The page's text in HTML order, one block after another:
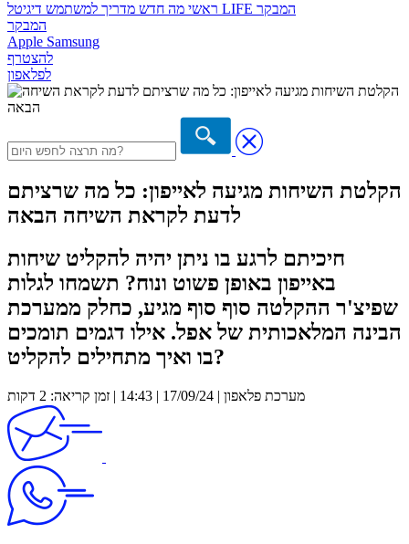
ראשי מה חדש מדריך למשתמש דיגיטל LIFE המבקר
המבקר
Apple Samsung
להצטרף
לפלאפון
הקלטת השיחות מגיעה לאייפון: כל מה שרציתם
לדעת לקראת השיחה הבאה
חיכיתם לרגע בו ניתן יהיה להקליט שיחות
באייפון באופן פשוט ונוח? תשמחו לגלות
שפיצ'ר ההקלטה סוף סוף מגיע, כחלק ממערכת
הבינה המלאכותית של אפל. אילו דגמים תומכים
בו ואיך מתחילים להקליט?
מערכת פלאפון | 17/09/24 | 14:43 | זמן קריאה: 2 דקות